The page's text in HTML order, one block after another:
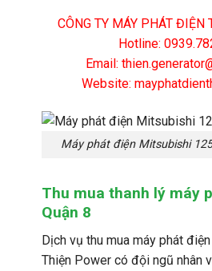
CÔNG TY MÁY PHÁT ĐIỆN
Hotline:
Email:
Website:
Máy phát điện Mitsubishi
Thu mua thanh lý máy
Quận 8
Dịch vụ thu mua máy phát
Thiện Power có đội ngũ nhân